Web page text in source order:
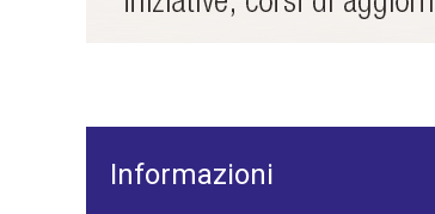
Informazioni